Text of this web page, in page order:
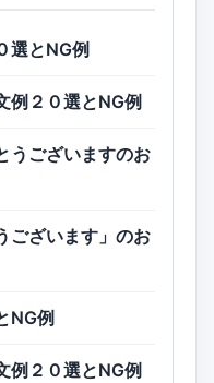
選とNG例
例２０選とNG例
うございますのお
ございます」のお
NG例
例２０選とNG例